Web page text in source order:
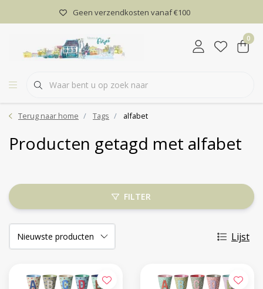
Geen verzendkosten vanaf €100
0
Terug naar home Tags alfabet
Producten getagd met alfabet
FILTER
Lijst